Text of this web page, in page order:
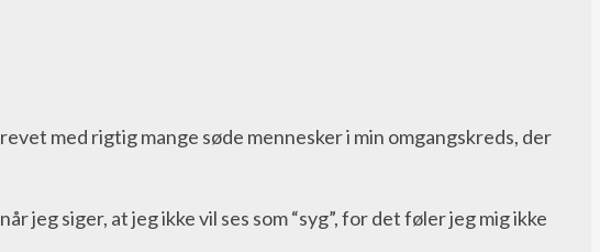
med rigtig mange søde mennesker i min omgangskreds, der
siger, at jeg ikke vil ses som “syg”, for det føler jeg mig ikke